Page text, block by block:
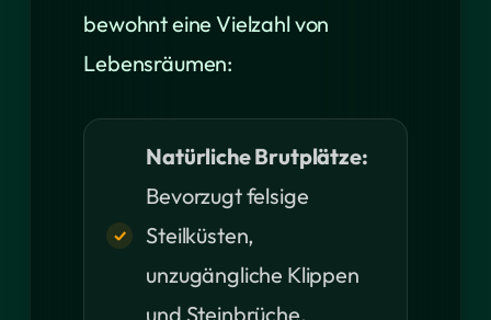
bewohnt eine Vielzahl von
Lebensräumen:
Natürliche Brutplätze:
Bevorzugt felsige
Steilküsten,
unzugängliche Klippen
und Steinbrüche.